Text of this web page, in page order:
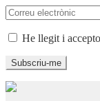
He llegit i